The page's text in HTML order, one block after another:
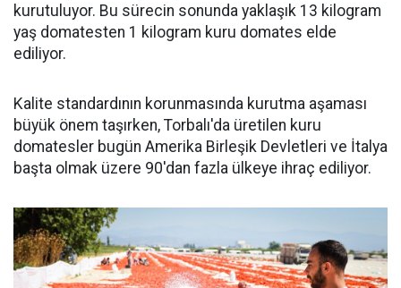
kurutuluyor. Bu sürecin sonunda yaklaşık 13 kilogram
yaş domatesten 1 kilogram kuru domates elde
ediliyor.
Kalite standardının korunmasında kurutma aşaması
büyük önem taşırken, Torbalı'da üretilen kuru
domatesler bugün Amerika Birleşik Devletleri ve İtalya
başta olmak üzere 90'dan fazla ülkeye ihraç ediliyor.